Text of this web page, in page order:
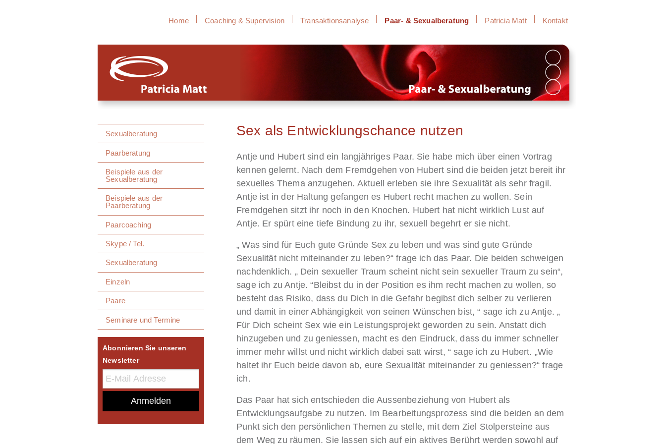
Home Coaching & Supervision Transaktionsanalyse Paar- & Sexualberatung Patricia Matt Kontakt
Sexualberatung
Paarberatung
Beispiele aus der
Sexualberatung
Beispiele aus der
Paarberatung
Paarcoaching
Skype / Tel.
Sexualberatung
Einzeln
Paare
Seminare und Termine
Abonnieren Sie unseren
Newsletter
Sex als Entwicklungschance nutzen
Antje und Hubert sind ein langjähriges Paar. Sie habe mich über einen Vortrag
kennen gelernt. Nach dem Fremdgehen von Hubert sind die beiden jetzt bereit ihr
sexuelles Thema anzugehen. Aktuell erleben sie ihre Sexualität als sehr fragil.
Antje ist in der Haltung gefangen es Hubert recht machen zu wollen. Sein
Fremdgehen sitzt ihr noch in den Knochen. Hubert hat nicht wirklich Lust auf
Antje. Er spürt eine tiefe Bindung zu ihr, sexuell begehrt er sie nicht.
„ Was sind für Euch gute Gründe Sex zu leben und was sind gute Gründe
Sexualität nicht miteinander zu leben?“ frage ich das Paar. Die beiden schweigen
nachdenklich. „ Dein sexueller Traum scheint nicht sein sexueller Traum zu sein“,
sage ich zu Antje. “Bleibst du in der Position es ihm recht machen zu wollen, so
besteht das Risiko, dass du Dich in die Gefahr begibst dich selber zu verlieren
und damit in einer Abhängigkeit von seinen Wünschen bist, “ sage ich zu Antje. „
Für Dich scheint Sex wie ein Leistungsprojekt geworden zu sein. Anstatt dich
hinzugeben und zu geniessen, macht es den Eindruck, dass du immer schneller
immer mehr willst und nicht wirklich dabei satt wirst, “ sage ich zu Hubert. „Wie
haltet ihr Euch beide davon ab, eure Sexualität miteinander zu geniessen?“ frage
ich.
Das Paar hat sich entschieden die Aussenbeziehung von Hubert als
Entwicklungsaufgabe zu nutzen. Im Bearbeitungsprozess sind die beiden an dem
Punkt sich den persönlichen Themen zu stelle, mit dem Ziel Stolpersteine aus
dem Weg zu räumen. Sie lassen sich auf ein aktives Berührt werden sowohl auf